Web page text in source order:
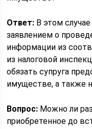
Ответ: В этом
заявлением о
информации из
из налоговой
обязать супруга
имуществе, а также
Вопрос: Можно ли
приобретенное до